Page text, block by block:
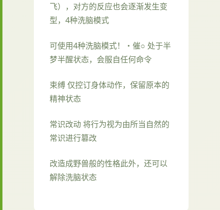
飞），对方的反应也会逐渐发生变
型，4种洗脑模式
可使用4种洗脑模式！・催○ 处于半
梦半醒状态，会服自任何命令
束缚 仅控订身体动作，保留原本的
精神状态
常识改动 将行为视为由所当自然的
常识进行篡改
改造成野兽般的性格此外，还可以
解除洗脑状态